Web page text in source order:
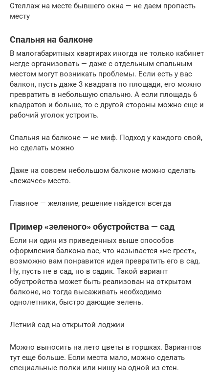
Стеллаж на месте бывшего окна — не даем пропасть
месту
Спальня на балконе
В малогабаритных квартирах иногда не только кабинет
негде организовать — даже с отдельным спальным
местом могут возникать проблемы. Если есть у вас
балкон, пусть даже 3 квадрата по площади, его можно
превратить в небольшую спальню. А если площадь 6
квадратов и больше, то с другой стороны можно еще и
рабочий уголок устроить.
Спальня на балконе — не миф. Подход у каждого свой,
но сделать можно
Даже на совсем небольшом балконе можно сделать
«лежачее» место.
Главное — желание, решение найдется всегда
Пример «зеленого» обустройства — сад
Если ни один из приведенных выше способов
оформления балкона вас, что называется «не греет»,
возможно вам понравится идея превратить его в сад.
Ну, пусть не в сад, но в садик. Такой вариант
обустройства может быть реализован на открытом
балконе, но тогда высаживать необходимо
однолетники, быстро дающие зелень.
Летний сад на открытой лоджии
Можно выносить на лето цветы в горшках. Вариантов
тут еще больше. Если места мало, можно сделать
специальные полки или нишу на одной из стен.